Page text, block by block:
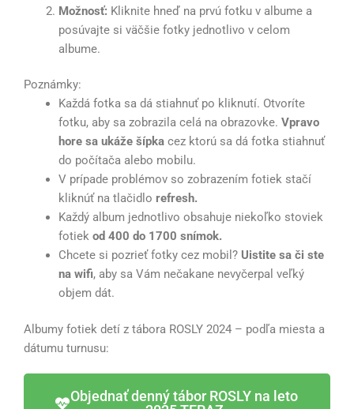
Možnosť: Kliknite hneď na prvú fotku v albume a
posúvajte si väčšie fotky jednotlivo v celom
albume.
Poznámky:
Každá fotka sa dá stiahnuť po kliknutí. Otvoríte
fotku, aby sa zobrazila celá na obrazovke. Vpravo
hore sa ukáže šípkacez ktorú sa dá fotka stiahnuť
do počítača alebo mobilu.
V prípade problémov so zobrazením fotiek stačí
kliknúť na tlačidlo refresh.
Každý album jednotlivo obsahuje niekoľko stoviek
fotiek od 400 do 1700 snímok.
Chcete si pozrieť fotky cez mobil? Uistite sa či ste
na wifi, aby sa Vám nečakane nevyčerpal veľký
objem dát.
Albumy fotiek detí z tábora ROSLY 2024 – podľa miesta a
dátumu turnusu:
Objednať denný tábor ROSLY na leto